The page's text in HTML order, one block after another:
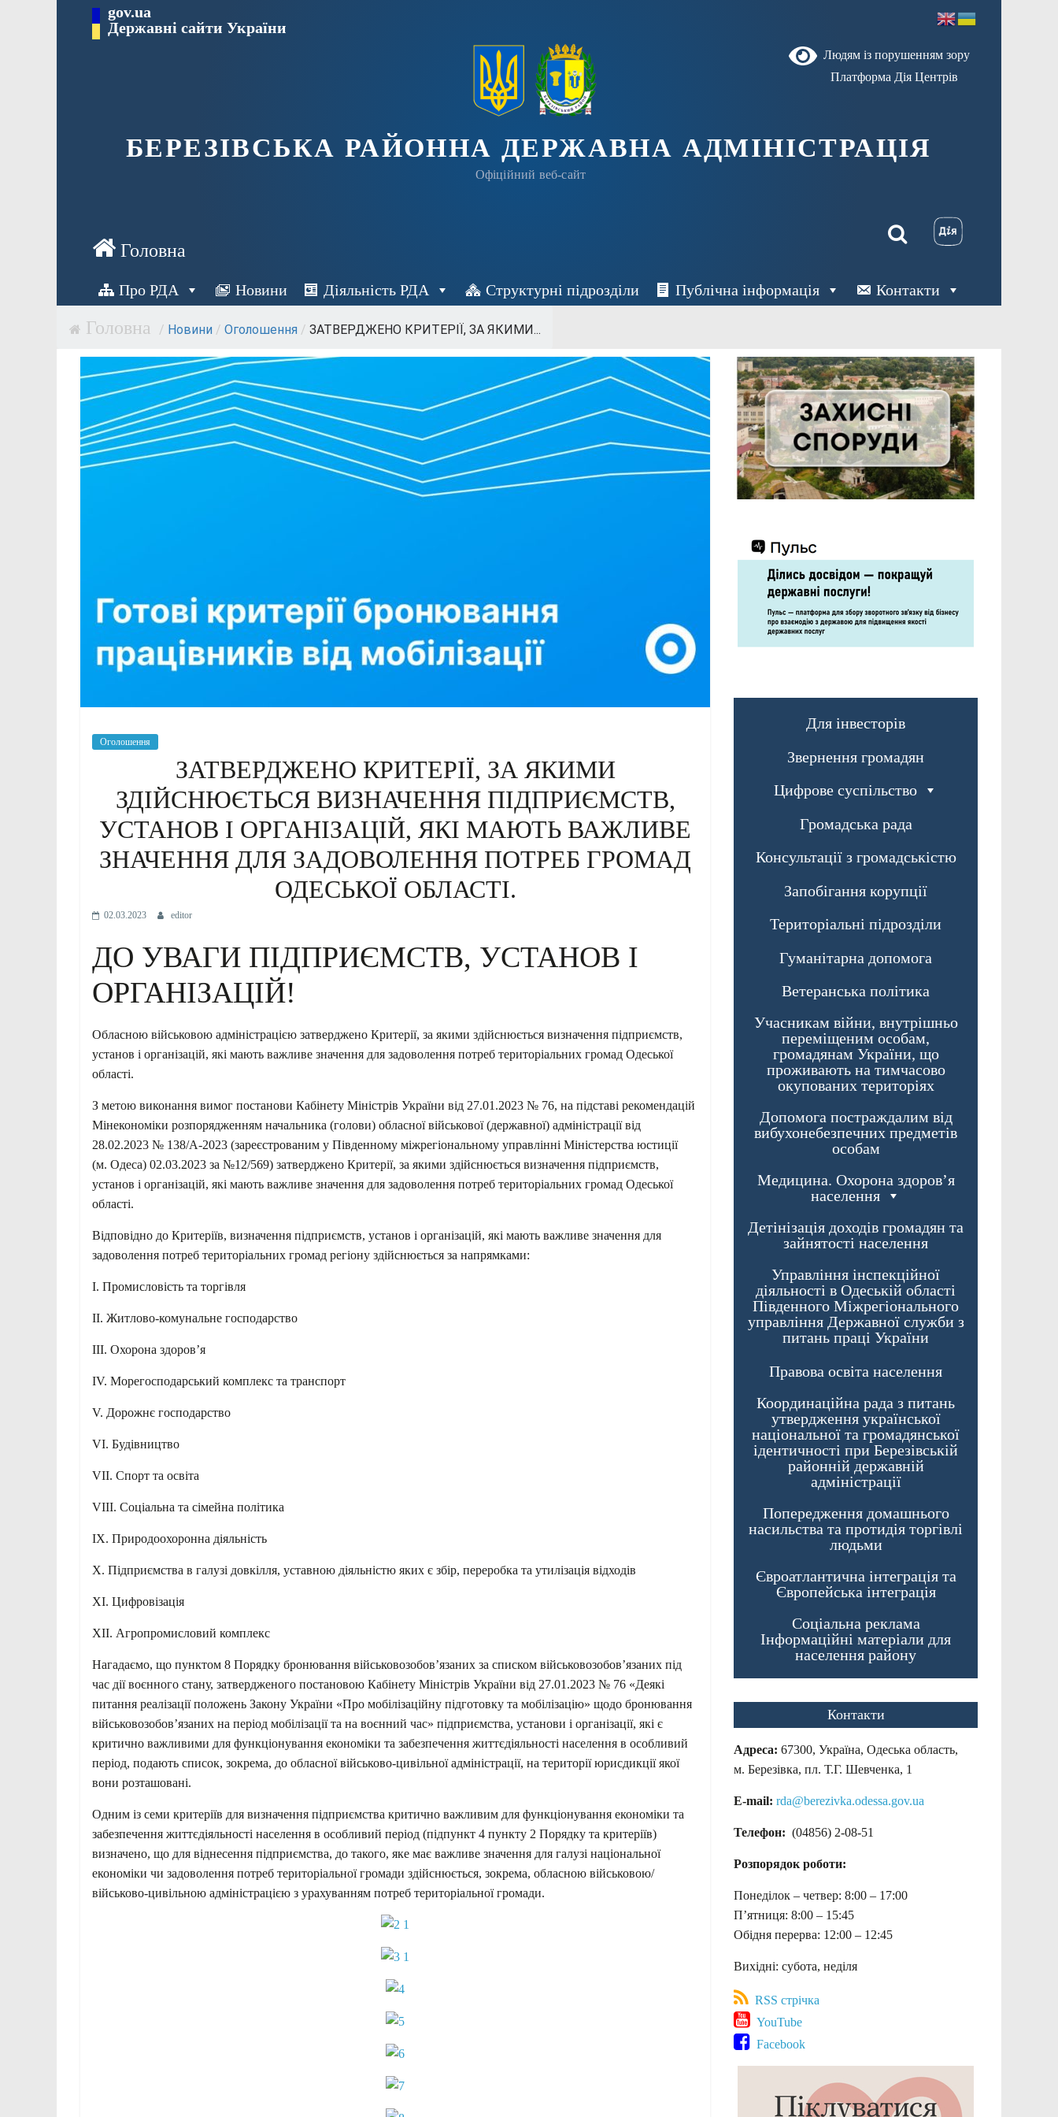
Перейти gov.ua
Державні сайти України
Людям із порушенням зору
Платформа Дія Центрів
БЕРЕЗІВСЬКА РАЙОННА ДЕРЖАВНА АДМІНІСТРАЦІЯ
Офіційний веб-сайт
Про РДА Новини Діяльність РДА Структурні підрозділи Публічна інформація Контакти
/ Новини / Оголошення / ЗАТВЕРДЖЕНО КРИТЕРІЇ, ЗА ЯКИМИ...
Оголошення
ЗАТВЕРДЖЕНО КРИТЕРІЇ, ЗА ЯКИМИ
ЗДІЙСНЮЄТЬСЯ ВИЗНАЧЕННЯ ПІДПРИЄМСТВ,
УСТАНОВ І ОРГАНІЗАЦІЙ, ЯКІ МАЮТЬ ВАЖЛИВЕ
ЗНАЧЕННЯ ДЛЯ ЗАДОВОЛЕННЯ ПОТРЕБ ГРОМАД
ОДЕСЬКОЇ ОБЛАСТІ.
02.03.2023 editor
ДО УВАГИ ПІДПРИЄМСТВ, УСТАНОВ І
ОРГАНІЗАЦІЙ!
Обласною військовою адміністрацією затверджено Критерії, за якими здійснюється визначення підприємств,
установ і організацій, які мають важливе значення для задоволення потреб територіальних громад Одеської
області.
З метою виконання вимог постанови Кабінету Міністрів України від 27.01.2023 № 76, на підставі рекомендацій
Мінекономіки розпорядженням начальника (голови) обласної військової (державної) адміністрації від
28.02.2023 № 138/А-2023 (зареєстрованим у Південному міжрегіональному управлінні Міністерства юстиції
(м. Одеса) 02.03.2023 за №12/569) затверджено Критерії, за якими здійснюється визначення підприємств,
установ і організацій, які мають важливе значення для задоволення потреб територіальних громад Одеської
області.
Відповідно до Критеріїв, визначення підприємств, установ і організацій, які мають важливе значення для
задоволення потреб територіальних громад регіону здійснюється за напрямками:
І. Промисловість та торгівля
ІІ. Житлово-комунальне господарство
ІІІ. Охорона здоров’я
ІV. Морегосподарський комплекс та транспорт
V. Дорожнє господарство
VІ. Будівництво
VІІ. Спорт та освіта
VІІІ. Соціальна та сімейна політика
ІХ. Природоохоронна діяльність
Х. Підприємства в галузі довкілля, уставною діяльністю яких є збір, переробка та утилізація відходів
ХІ. Цифровізація
ХІІ. Агропромисловий комплекс
Нагадаємо, що пунктом 8 Порядку бронювання військовозобов’язаних за списком військовозобов’язаних під
час дії воєнного стану, затвердженого постановою Кабінету Міністрів України від 27.01.2023 № 76 «Деякі
питання реалізації положень Закону України «Про мобілізаційну підготовку та мобілізацію» щодо бронювання
військовозобов’язаних на період мобілізації та на воєнний час» підприємства, установи і організації, які є
критично важливими для функціонування економіки та забезпечення життєдіяльності населення в особливий
період, подають список, зокрема, до обласної військово-цивільної адміністрації, на території юрисдикції якої
вони розташовані.
Одним із семи критеріїв для визначення підприємства критично важливим для функціонування економіки та
забезпечення життєдіяльності населення в особливий період (підпункт 4 пункту 2 Порядку та критеріїв)
визначено, що для віднесення підприємства, до такого, яке має важливе значення для галузі національної
економіки чи задоволення потреб територіальної громади здійснюється, зокрема, обласною військовою/
військово-цивільною адміністрацією з урахуванням потреб територіальної громади.
Для інвесторів
Звернення громадян
Цифрове суспільство
Громадська рада
Консультації з громадськістю
Запобігання корупції
Територіальні підрозділи
Гуманітарна допомога
Ветеранська політика
Учасникам війни, внутрішньо
переміщеним особам,
громадянам України, що
проживають на тимчасово
окупованих територіях
Допомога постраждалим від
вибухонебезпечних предметів
особам
Медицина. Охорона здоров’я
населення
Детінізація доходів громадян та
зайнятості населення
Управління інспекційної
діяльності в Одеській області
Південного Міжрегіонального
управління Державної служби з
питань праці України
Правова освіта населення
Координаційна рада з питань
утвердження української
національної та громадянської
ідентичності при Березівській
районній державній
адміністрації
Попередження домашнього
насильства та протидія торгівлі
людьми
Євроатлантична інтеграція та
Європейська інтеграція
Соціальна реклама
Інформаційні матеріали для
населення району
Контакти
Адреса: 67300, Україна, Одеська область,
м. Березівка, пл. Т.Г. Шевченка, 1
E-mail: rda@berezivka.odessa.gov.ua
Телефон: (04856) 2-08-51
Розпорядок роботи:
Понеділок – четвер: 8:00 – 17:00
П’ятниця: 8:00 – 15:45
Обідня перерва: 12:00 – 12:45
Вихідні: субота, неділя
RSS стрічка
YouTube
Facebook